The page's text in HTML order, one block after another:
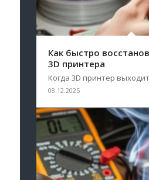
Как быстро
3D принтера
Когда 3D принтер
08.12.2025